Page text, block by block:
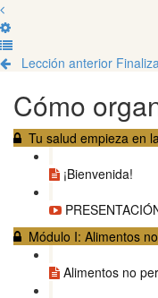
Lección anterior
Cómo
Tu salud empieza en
¡Bienvenida!
Módulo I: Alimentos
Alimentos no